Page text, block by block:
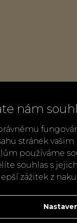
nám
stránek
používáme
souhlas s
zážitek z